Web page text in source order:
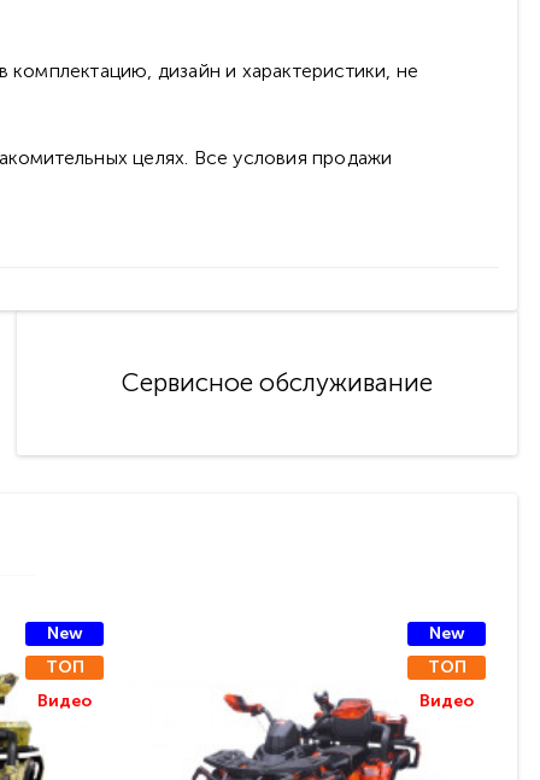
дизайн и характеристики, не
целях. Все условия продажи
Сервисное обслуживание
New
ТОП
Видео
New
ТОП
Видео